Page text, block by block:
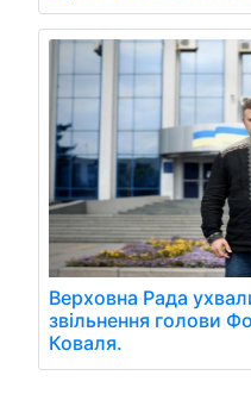
Верховна Рада
звільнення голови
Коваля.